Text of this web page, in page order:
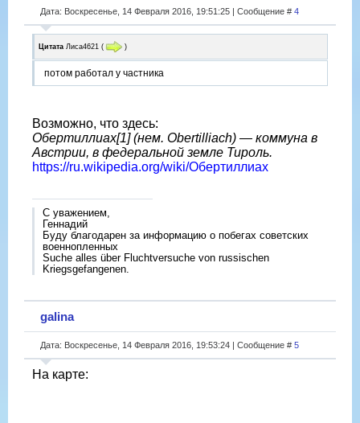
Дата: Воскресенье, 14 Февраля 2016, 19:51:25 | Сообщение # 4
Цитата Лиса4621 ( )
потом работал у частника
Возможно, что здесь:
Обертиллиах[1] (нем. Obertilliach) — коммуна в
Австрии, в федеральной земле Тироль.
https://ru.wikipedia.org/wiki/Обертиллиах
С уважением,
Геннадий
Буду благодарен за информацию о побегах советских
военнопленных
Suche alles über Fluchtversuche von russischen
Kriegsgefangenen.
galina
Дата: Воскресенье, 14 Февраля 2016, 19:53:24 | Сообщение # 5
На карте: